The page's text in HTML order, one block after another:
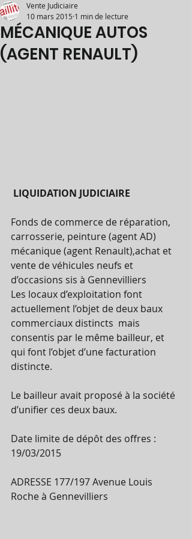
MÉCANIQUE AUTOS
(AGENT RENAULT)
Vente Judiciaire
10 mars 2015 1 min de lecture
LIQUIDATION JUDICIAIRE
Fonds de commerce de réparation,
carrosserie, peinture (agent AD)
mécanique (agent Renault),achat et
vente de véhicules neufs et
d’occasions sis à Gennevilliers
Les locaux d’exploitation font
actuellement l’objet de deux baux
commerciaux distincts  mais
consentis par le même bailleur, et
qui font l’objet d’une facturation
distincte.
Le bailleur avait proposé à la société
d’unifier ces deux baux.
Date limite de dépôt des offres :
19/03/2015
ADRESSE 177/197 Avenue Louis
Roche à Gennevilliers